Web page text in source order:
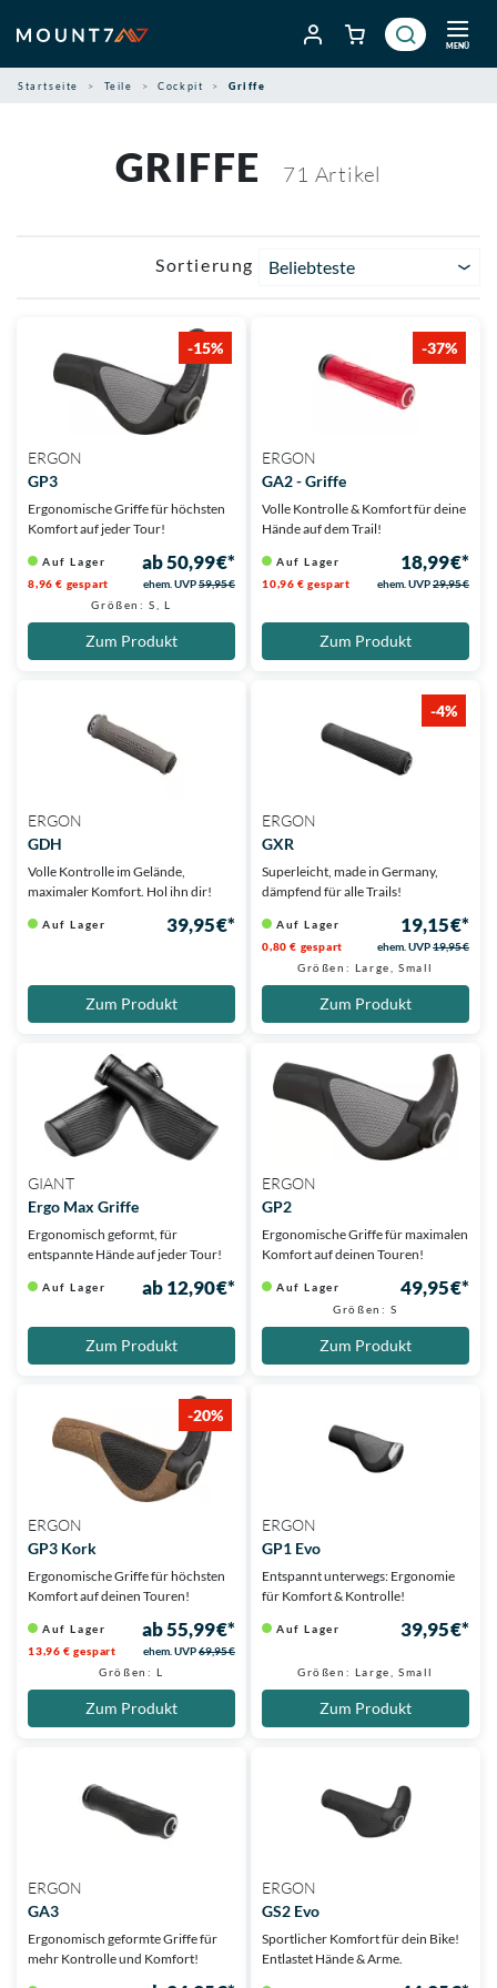
Inhalt
springen
MENÜ
Startseite Teile Cockpit Griffe
GRIFFE 71 Artikel
Sortierung Beliebteste
-15%
ERGON
GP3
Ergonomische Griffe für höchsten
Komfort auf jeder Tour!
Auf Lager ab 50,99 €*
8,96 € gespart ehem. UVP59,95 €
Größen: S, L
Zum Produkt
-37%
ERGON
GA2 - Griffe
Volle Kontrolle & Komfort für deine
Hände auf dem Trail!
Auf Lager 18,99 €*
10,96 € gespart ehem. UVP29,95 €
Zum Produkt
ERGON
GDH
Volle Kontrolle im Gelände,
maximaler Komfort. Hol ihn dir!
Auf Lager 39,95 €*
Zum Produkt
-4%
ERGON
GXR
Superleicht, made in Germany,
dämpfend für alle Trails!
Auf Lager 19,15 €*
0,80 € gespart ehem. UVP19,95 €
Größen: Large, Small
Zum Produkt
GIANT
Ergo Max Griffe
Ergonomisch geformt, für
entspannte Hände auf jeder Tour!
Auf Lager ab 12,90 €*
Zum Produkt
ERGON
GP2
Ergonomische Griffe für maximalen
Komfort auf deinen Touren!
Auf Lager 49,95 €*
Größen: S
Zum Produkt
-20%
ERGON
GP3 Kork
Ergonomische Griffe für höchsten
Komfort auf deinen Touren!
Auf Lager ab 55,99 €*
13,96 € gespart ehem. UVP69,95 €
Größen: L
Zum Produkt
ERGON
GP1 Evo
Entspannt unterwegs: Ergonomie
für Komfort & Kontrolle!
Auf Lager 39,95 €*
Größen: Large, Small
Zum Produkt
ERGON
GA3
Ergonomisch geformte Griffe für
mehr Kontrolle und Komfort!
ERGON
GS2 Evo
Sportlicher Komfort für dein Bike!
Entlastet Hände & Arme.